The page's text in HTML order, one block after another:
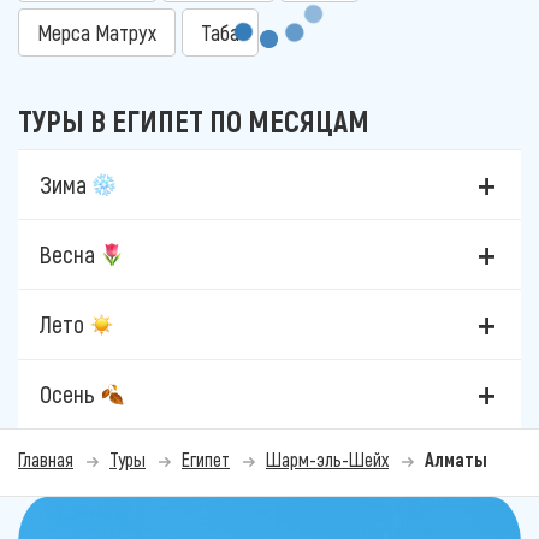
Мерса Матрух Таба
ТУРЫ В ЕГИПЕТ ПО МЕСЯЦАМ
Зима
Весна
Лето
Осень
Главная Туры Египет Шарм-эль-Шейх Алматы